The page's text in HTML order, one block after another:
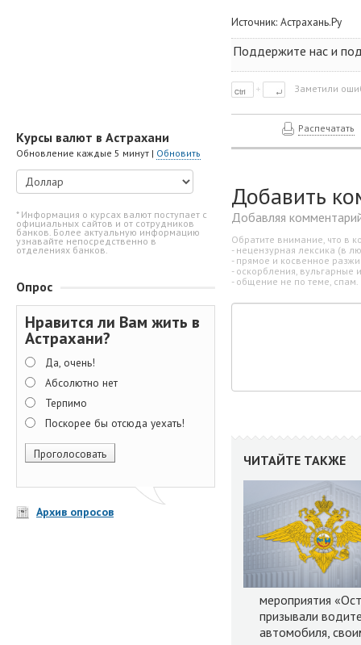
Курсы валют в Астрахани
Обновление каждые 5 минут | Обновить
* Информация о курсах валют поступает с
официальных сайтов и от сотрудников
банков. Более актуальную информацию
узнавайте непосредственно в
отделениях банков.
Опрос
Нравится ли Вам жить в
Астрахани?
Да, очень!
Абсолютно нет
Терпимо
Поскорее бы отсюда уехать!
Архив опросов
Источник: Астрахань.Ру
Поддержите нас и
Заметили
Распечатать
Добавить
Добавляя
Обратите внимание, что в
- нецензурная лексика (в
- прямое и косвенное
- оскорбления, вульгарные
- общение не по теме, спам.
ЧИТАЙТЕ ТАКЖЕ
мероприятия
призывали
автомобиля,